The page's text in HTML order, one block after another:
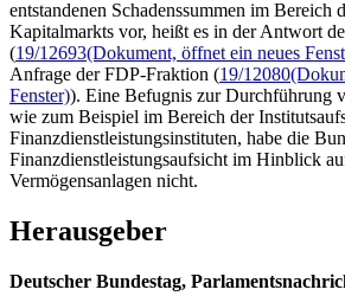
entstandenen Schadenssummen im Bereich
Kapitalmarkts vor, heißt es in der Antwort
(19/12693(Dokument, öffnet ein neues
Anfrage der FDP-Fraktion (19/12080
Fenster)). Eine Befugnis zur Durchführung
wie zum Beispiel im Bereich der
Finanzdienstleistungsinstituten, habe die
Finanzdienstleistungsaufsicht im Hinblick
Vermögensanlagen nicht.
Herausgeber
Deutscher Bundestag,